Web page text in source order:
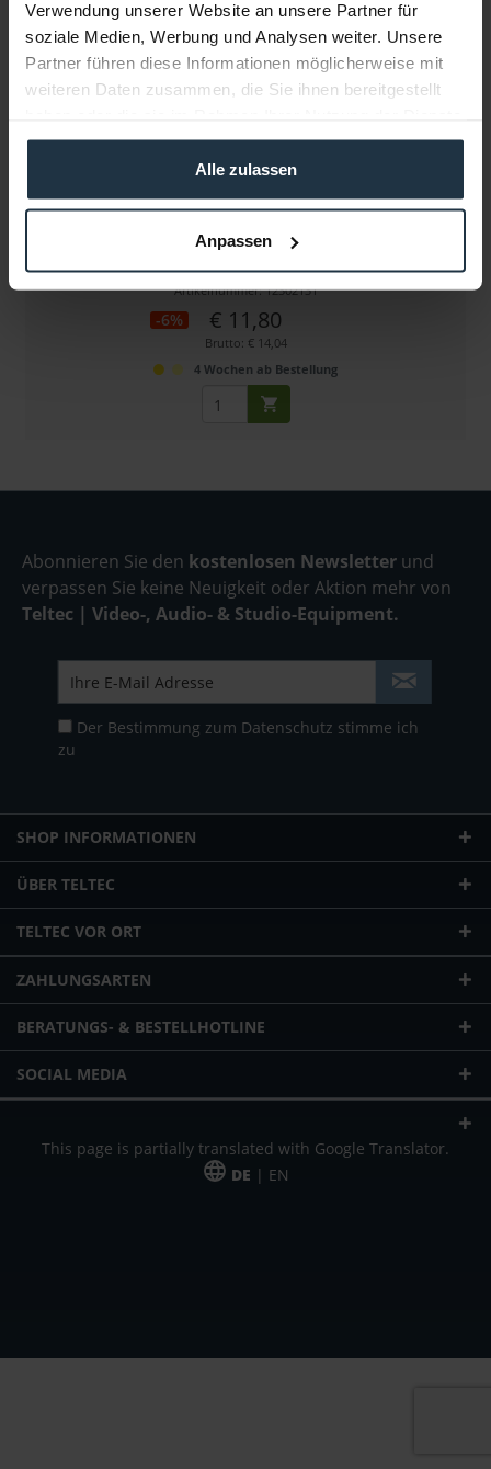
Verwendung unserer Website an unsere Partner für
soziale Medien, Werbung und Analysen weiter. Unsere
Partner führen diese Informationen möglicherweise mit
weiteren Daten zusammen, die Sie ihnen bereitgestellt
gesammelt haben.
Alle zulassen
Anpassen
Tilta MB-T16-77
speziell für die Tilta Mirage Matte Box konzipiert
Artikelnummer: 12302131
-6% € 11,80
Brutto: € 14,04
4 Wochen ab Bestellung
Abonnieren Sie den kostenlosen Newsletter und
verpassen Sie keine Neuigkeit oder Aktion mehr von
Teltec | Video-, Audio- & Studio-Equipment.
Der Bestimmung zum Datenschutz stimme ich
zu
SHOP INFORMATIONEN
ÜBER TELTEC
TELTEC VOR ORT
ZAHLUNGSARTEN
BERATUNGS- & BESTELLHOTLINE
SOCIAL MEDIA
This page is partially translated with Google Translator.
DE | EN